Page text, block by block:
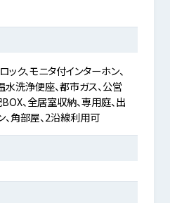
ック、モニタ付インターホン、
水洗浄便座、都市ガス、公営
、全居室収納、専用庭、出
、角部屋、2沿線利用可